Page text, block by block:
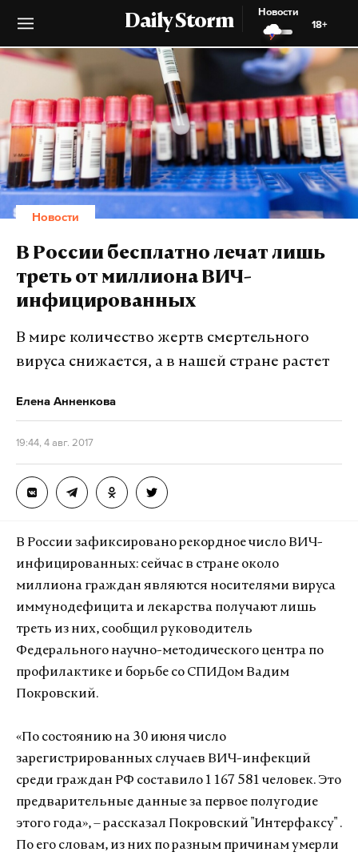
Daily Storm
Новости
18+
Новости
В России бесплатно лечат лишь
треть от миллиона ВИЧ-
инфицированных
В мире количество жертв смертельного
вируса снижается, а в нашей стране растет
Елена Анненкова
19:44, 4 авг. 2017
В России зафиксировано рекордное число ВИЧ-
инфицированных: сейчас в стране около
миллиона граждан являются носителями вируса
иммунодефицита и лекарства получают лишь
треть из них, сообщил руководитель
Федерального научно-методического центра по
профилактике и борьбе со СПИДом Вадим
Покровский.
«По состоянию на 30 июня число
зарегистрированных случаев ВИЧ-инфекций
среди граждан РФ составило 1 167 581 человек. Это
предварительные данные за первое полугодие
этого года», – рассказал Покровский "Интерфаксу" .
По его словам, из них по разным причинам умерли